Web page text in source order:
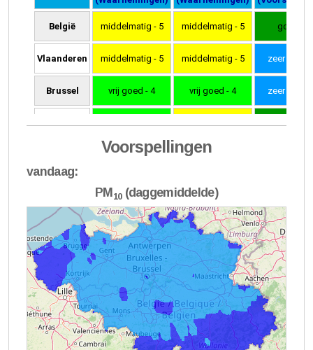
Voorspellingen
vandaag:
PM 10(daggemiddelde)